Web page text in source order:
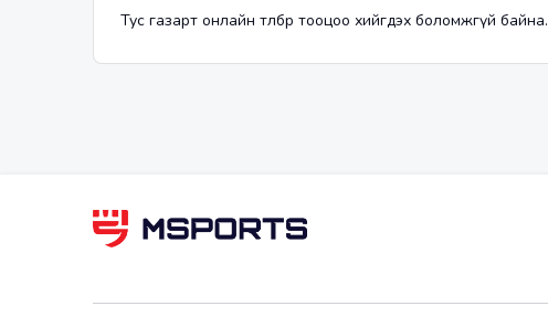
Тус газарт онлайн төлбөр тооцоо хийгдэх боломжгүй байна.